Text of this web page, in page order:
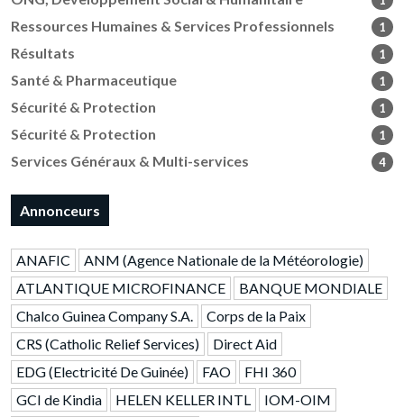
Ressources Humaines & Services Professionnels 1
Résultats 1
Santé & Pharmaceutique 1
Sécurité & Protection 1
Sécurité & Protection 1
Services Généraux & Multi-services 4
Annonceurs
ANAFIC
ANM (Agence Nationale de la Météorologie)
ATLANTIQUE MICROFINANCE
BANQUE MONDIALE
Chalco Guinea Company S.A.
Corps de la Paix
CRS (Catholic Relief Services)
Direct Aid
EDG (Electricité De Guinée)
FAO
FHI 360
GCI de Kindia
HELEN KELLER INTL IOM-OIM